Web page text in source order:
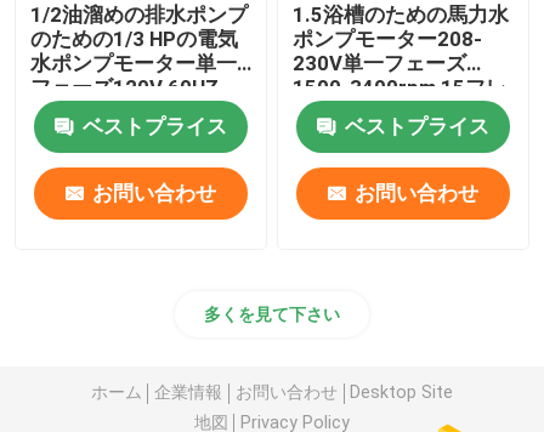
1/2油溜めの排水ポンプ
のための1/3 HPの電気
水ポンプモーター単一
フェーズ120V 60HZ
ベストプライス
お問い合わせ
1.5浴槽のための馬力水
ポンプモーター208-
230V単一フェーズ
1500-3400rpm 15フレ
ーム
ベストプライス
お問い合わせ
多くを見て下さい
ホーム 企業情報 お問い合わせ
Desktop Site
地図
Privacy Policy